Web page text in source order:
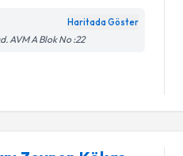
Haritada Göster
AVM A Blok No :22